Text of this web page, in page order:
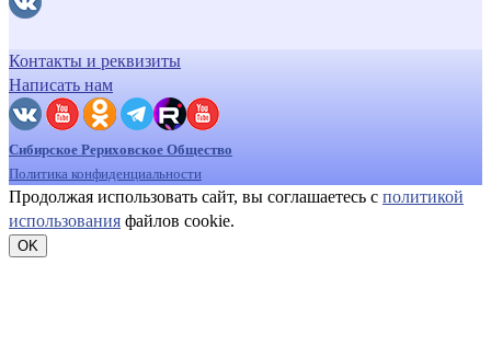
Контакты и реквизиты
Написать нам
Сибирское Рериховское Общество
Политика конфиденциальности
Продолжая использовать сайт, вы соглашаетесь с политикой
использования файлов cookie.
OK